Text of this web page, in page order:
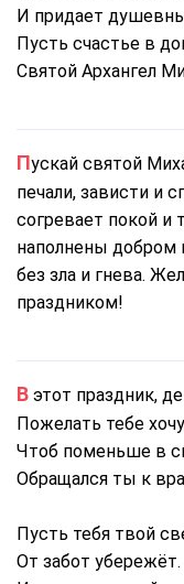
И придает
Пусть счастье в
Святой Архангел
Пускай святой Михаил сохранит ваш дом от бед,
печали, зависти и
согревает покой и
наполнены
без зла и гнева.
праздником!
В этот праздник,
Пожелать тебе
Чтоб поменьше в
Обращался ты к
Пусть тебя твой
От забот убережёт.